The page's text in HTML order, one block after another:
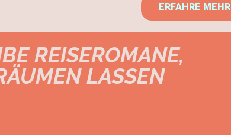
ERFAHRE MEHR
REISEROMANE,
LASSEN